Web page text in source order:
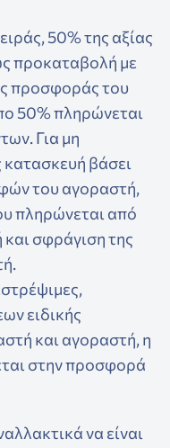
50% της αξίας
προκαταβολή με
προσφοράς του
50% πληρώνεται
Για μη
βάσει
του αγοραστή,
πληρώνεται από
σφράγιση της
ειδικής
και αγοραστή, η
στην προσφορά
να είναι